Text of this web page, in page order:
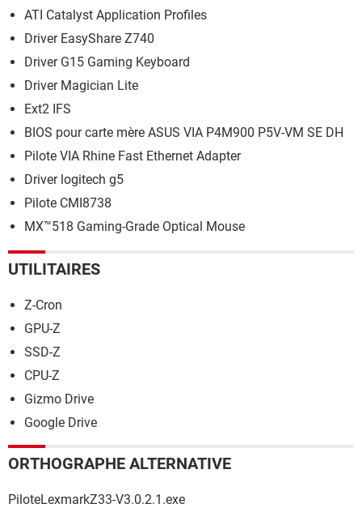
ATI Catalyst Application Profiles
Driver EasyShare Z740
Driver G15 Gaming Keyboard
Driver Magician Lite
Ext2 IFS
BIOS pour carte mère ASUS VIA P4M900 P5V-VM SE DH
Pilote VIA Rhine Fast Ethernet Adapter
Driver logitech g5
Pilote CMI8738
MX™518 Gaming-Grade Optical Mouse
UTILITAIRES
Z-Cron
GPU-Z
SSD-Z
CPU-Z
Gizmo Drive
Google Drive
ORTHOGRAPHE ALTERNATIVE
PiloteLexmarkZ33-V3.0.2.1.exe